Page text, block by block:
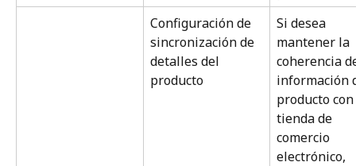
Configuración de
sincronización de
detalles del
producto
Si desea
mantener la
coherencia
información
producto
tienda de
comercio
electrónico,